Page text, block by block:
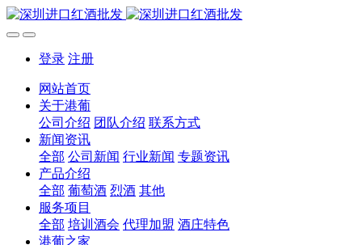
登录 注册
网站首页
关于港葡
公司介绍 团队介绍 联系方式
新闻资讯
全部 公司新闻 行业新闻 专题资讯
产品介绍
全部 葡萄酒 烈酒 其他
服务项目
全部 培训酒会 代理加盟 酒庄特色
港葡之家